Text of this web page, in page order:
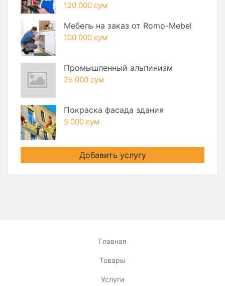
120 000 сум
Мебель на заказ от Romo-Mebel
100 000 сум
Промышленный альпинизм
25 000 сум
Покраска фасада здания
5 000 сум
Добавить услугу
Главная
Товары
Услуги